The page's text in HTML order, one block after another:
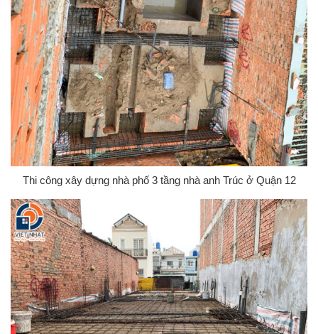
Thi công xây dựng nhà phố 3 tầng nhà anh Trúc ở Quận 12